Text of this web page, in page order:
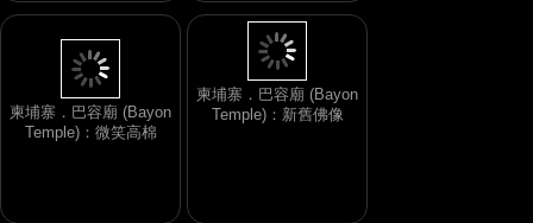
柬埔寨．巴容廟 (Bayon
Temple)：微笑高棉
柬埔寨．巴容廟 (Bayon
Temple)：新舊佛像